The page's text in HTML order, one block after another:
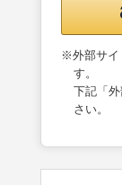
※外部サイ
す。
下記「
さい。